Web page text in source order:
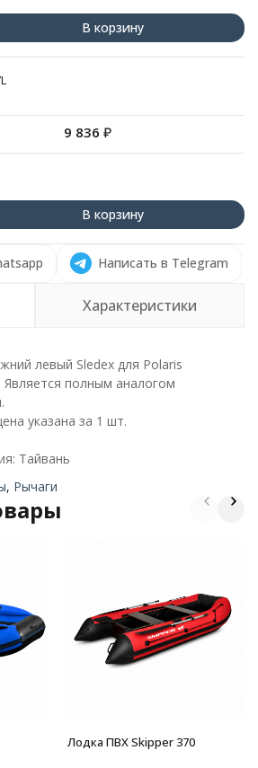
В корзину
9 836 ₽
В корзину
Написать в Telegram
Характеристики
левый Sledex для Polaris
Является полным аналогом
указана за 1 шт.
Тайвань
, Рычаги
Лодка ПВХ Skipper 370